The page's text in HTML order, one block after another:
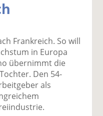
uf
F
ac
e
b
o
o
wi
tt
er
n
uf
Li
n
k
er
E
m
ai
ru
Frankreich. So will
in Europa
übernimmt die
Den 54-
als